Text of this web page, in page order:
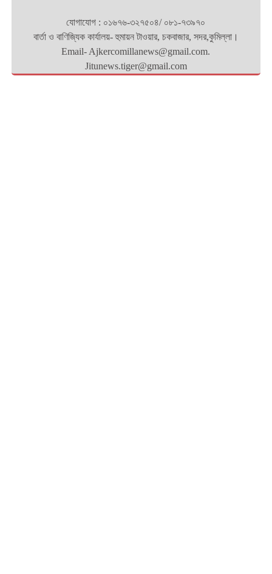
যোগাযোগ : ০১৬৭৬-৩২৭৫০৪/ ০৮১-৭৩৯৭০
বার্তা ও বাণিজ্যিক কার্যালয়- হুমায়ন টাওয়ার, চকবাজার, সদর,কুমিল্লা।
Email- Ajkercomillanews@gmail.com.
Jitunews.tiger@gmail.com